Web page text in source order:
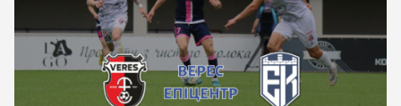
Матчі 2026/2027
Фото
Історія